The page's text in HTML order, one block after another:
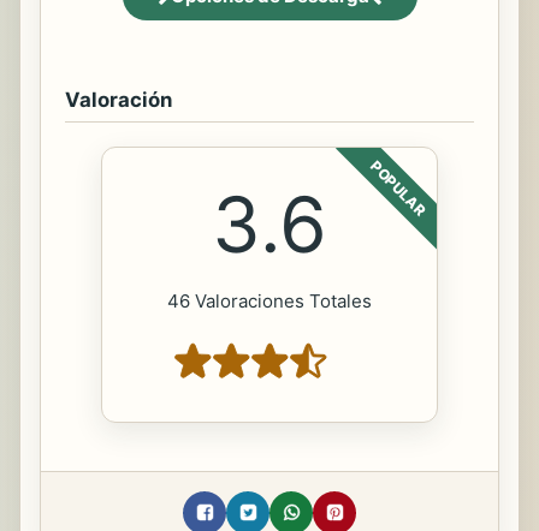
Valoración
POPULAR
3.6
46 Valoraciones Totales